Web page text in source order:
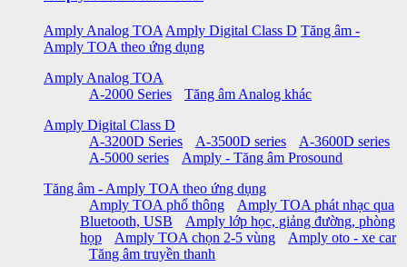
Amply Analog TOA Amply Digital Class D Tăng âm -
Amply TOA theo ứng dụng
Amply Analog TOA
A-2000 Series
Tăng âm Analog khác
Amply Digital Class D
A-3200D Series
A-3500D series
A-3600D series
A-5000 series
Amply - Tăng âm Prosound
Tăng âm - Amply TOA theo ứng dụng
Amply TOA phổ thông
Amply TOA phát nhạc qua
Bluetooth, USB
Amply lớp học, giảng đường, phòng
họp
Amply TOA chọn 2-5 vùng
Amply oto - xe car
Tăng âm truyền thanh